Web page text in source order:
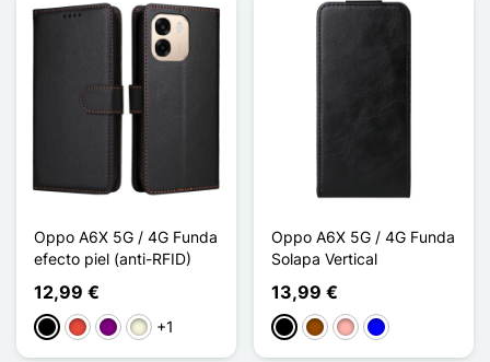
Oppo A6X 5G / 4G Funda
efecto piel (anti-RFID)
12,99 €
NegroRojoPúrpuraBeige
+1
Oppo A6X 5G / 4G Funda
Solapa Vertical
13,99 €
NegroMarrónOro rosa
Azul